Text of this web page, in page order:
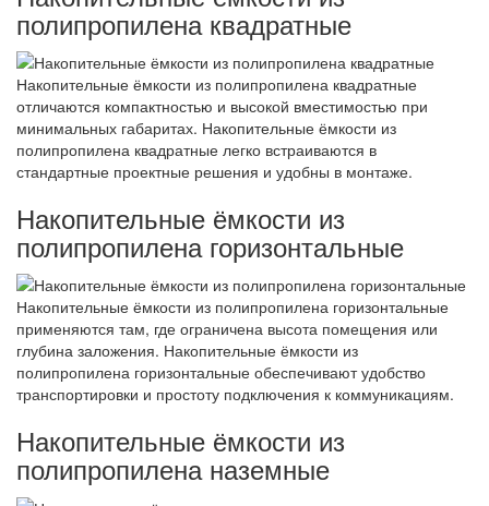
полипропилена квадратные
Накопительные ёмкости из полипропилена квадратные
отличаются компактностью и высокой вместимостью при
минимальных габаритах. Накопительные ёмкости из
полипропилена квадратные легко встраиваются в
стандартные проектные решения и удобны в монтаже.
Накопительные ёмкости из
полипропилена горизонтальные
Накопительные ёмкости из полипропилена горизонтальные
применяются там, где ограничена высота помещения или
глубина заложения. Накопительные ёмкости из
полипропилена горизонтальные обеспечивают удобство
транспортировки и простоту подключения к коммуникациям.
Накопительные ёмкости из
полипропилена наземные